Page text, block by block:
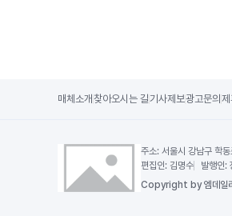
매체소개 찾아오시는 길기사제보광고문의 제
주소:서울시 강남구 학
편집인: 김명수 발행인:
Copyright by 엠데일